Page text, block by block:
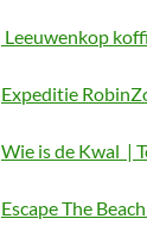
Leeuwenkop
Expeditie
Wie is de Kwal |
Escape The